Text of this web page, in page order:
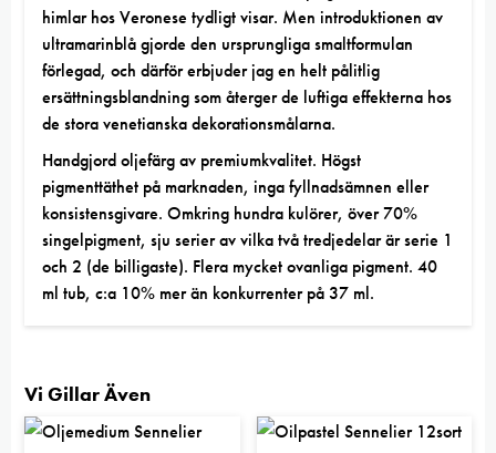
himlar hos Veronese tydligt visar. Men introduktionen av
ultramarinblå gjorde den ursprungliga smaltformulan
förlegad, och därför erbjuder jag en helt pålitlig
ersättningsblandning som återger de luftiga effekterna hos
de stora venetianska dekorationsmålarna.
Handgjord oljefärg av premiumkvalitet. Högst
pigmenttäthet på marknaden, inga fyllnadsämnen eller
konsistensgivare. Omkring hundra kulörer, över 70%
singelpigment, sju serier av vilka två tredjedelar är serie 1
och 2 (de billigaste). Flera mycket ovanliga pigment. 40
ml tub, c:a 10% mer än konkurrenter på 37 ml.
Vi Gillar Även